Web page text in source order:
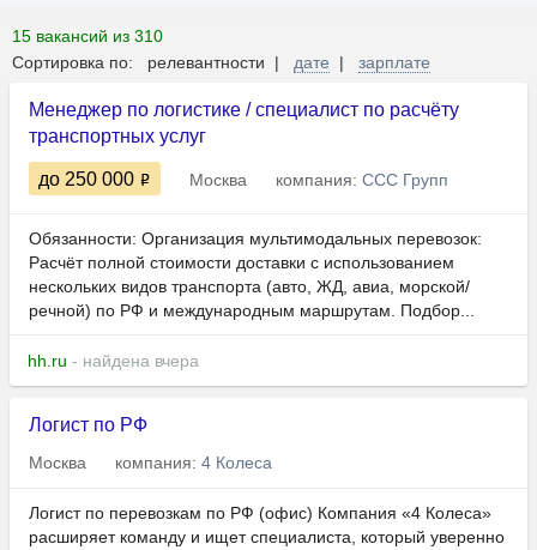
15 вакансий из 310
Сортировка по: релевантности | дате | зарплате
Менеджер по логистике / специалист по расчёту
транспортных услуг
до 250 000 Москва компания: ССС Групп
Обязанности: Организация мультимодальных перевозок:
Расчёт полной стоимости доставки с использованием
нескольких видов транспорта (авто, ЖД, авиа, морской/
речной) по РФ и международным маршрутам. Подбор...
hh.ru - найдена вчера
Логист по РФ
Москва компания: 4 Колеса
Логист по перевозкам по РФ (офис) Компания «4 Колеса»
расширяет команду и ищет специалиста, который уверенно